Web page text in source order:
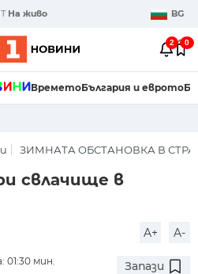
На живо BG
2 0
ВреметоБългария и еврото
ЗИМНАТА ОБСТАНОВКА В
свлачище в
A+ A-
01:30 мин.
Запази